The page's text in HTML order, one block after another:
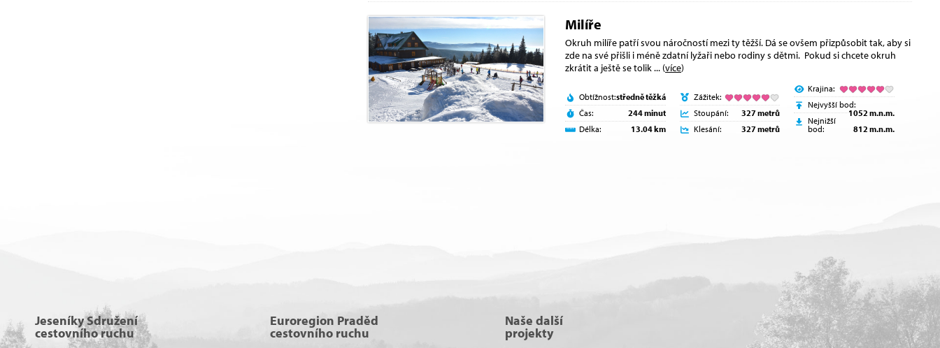
Milíře
Okruh milíře patří svou náročností mezi ty těžší. Dá se ovšem přizpůsobit tak, aby si
zde na své přišli i méně zdatní lyžaři nebo rodiny s dětmi. Pokud si chcete okruh
zkrátit a ještě se tolik... (více)
Obtížnost:středně těžká
Čas:
244 minut
Délka:
13.04 km
Zážitek:
Stoupání:
327 metrů
Klesání:
327 metrů
Krajina:
Nejvyšší bod:
1052 m.n.m.
Nejnižší
bod:
812 m.n.m.
Jeseníky Sdružení
cestovního ruchu
Euroregion Praděd
cestovního ruchu
Naše další
projekty